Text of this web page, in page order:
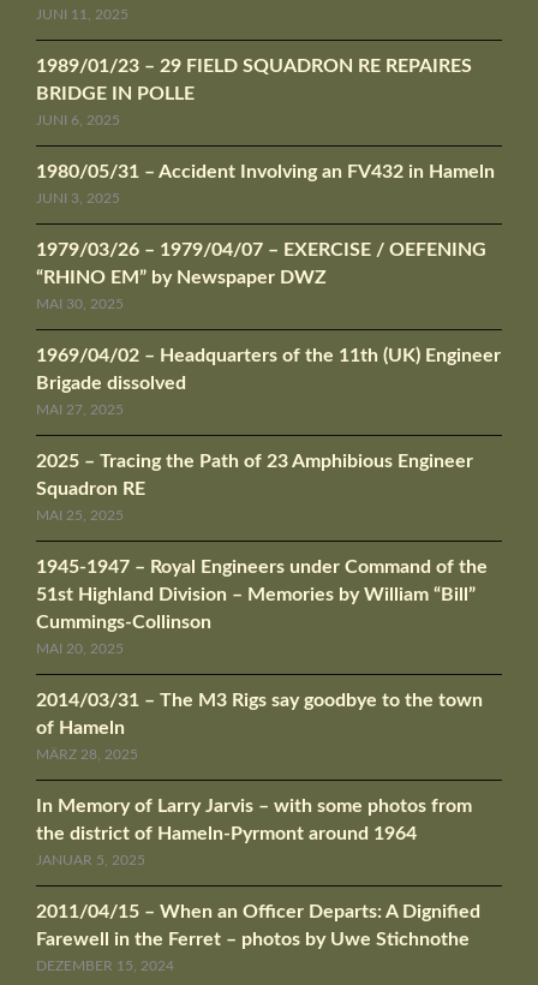
JUNI 11, 2025
1989/01/23 – 29 FIELD SQUADRON RE REPAIRES
BRIDGE IN POLLE
JUNI 6, 2025
1980/05/31 – Accident Involving an FV432 in Hameln
JUNI 3, 2025
1979/03/26 – 1979/04/07 – EXERCISE / OEFENING
“RHINO EM” by Newspaper DWZ
MAI 30, 2025
1969/04/02 – Headquarters of the 11th (UK) Engineer
Brigade dissolved
MAI 27, 2025
2025 – Tracing the Path of 23 Amphibious Engineer
Squadron RE
MAI 25, 2025
1945-1947 – Royal Engineers under Command of the
51st Highland Division – Memories by William “Bill”
Cummings-Collinson
MAI 20, 2025
2014/03/31 – The M3 Rigs say goodbye to the town
of Hameln
MÄRZ 28, 2025
In Memory of Larry Jarvis – with some photos from
the district of Hameln-Pyrmont around 1964
JANUAR 5, 2025
2011/04/15 – When an Officer Departs: A Dignified
Farewell in the Ferret – photos by Uwe Stichnothe
DEZEMBER 15, 2024